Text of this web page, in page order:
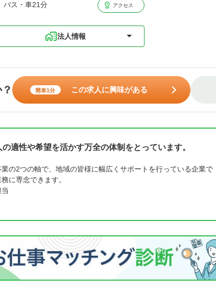
バス・車21分 アクセス
法人情報
簡単1分 この求人に興味がある
適性や希望を活かす万全の体制をとっています。
の2つの軸で、地域の皆様に幅広くサポートを行っている企業で
に専念できます。